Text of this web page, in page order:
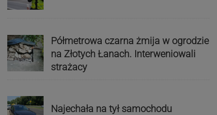
Półmetrowa czarna żmija w ogrodzie
na Złotych Łanach. Interweniowali
strażacy
Najechała na tył samochodu